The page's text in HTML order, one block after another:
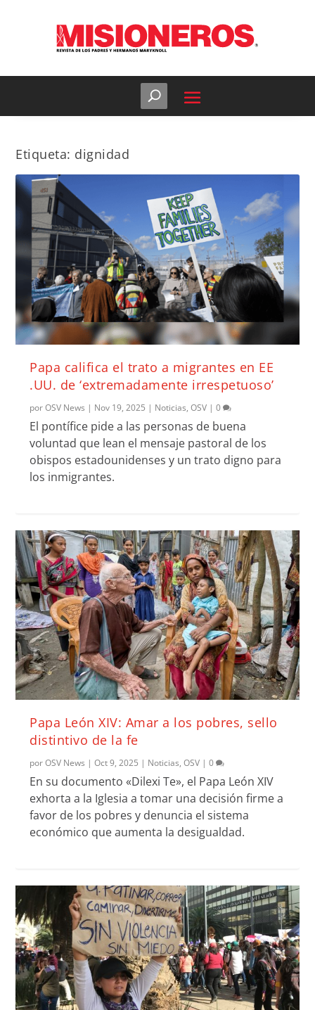
Etiqueta: dignidad
Papa califica el trato a migrantes en EE
.UU. de ‘extremadamente irrespetuoso’
porOSV News | Nov 19, 2025 | Noticias,OSV |0
El pontífice pide a las personas de buena
voluntad que lean el mensaje pastoral de los
obispos estadounidenses y un trato digno para
los inmigrantes.
Papa León XIV: Amar a los pobres, sello
distintivo de la fe
porOSV News |Oct 9, 2025 | Noticias,OSV |0
En su documento «Dilexi Te», el Papa León XIV
exhorta a la Iglesia a tomar una decisión firme a
favor de los pobres y denuncia el sistema
económico que aumenta la desigualdad.